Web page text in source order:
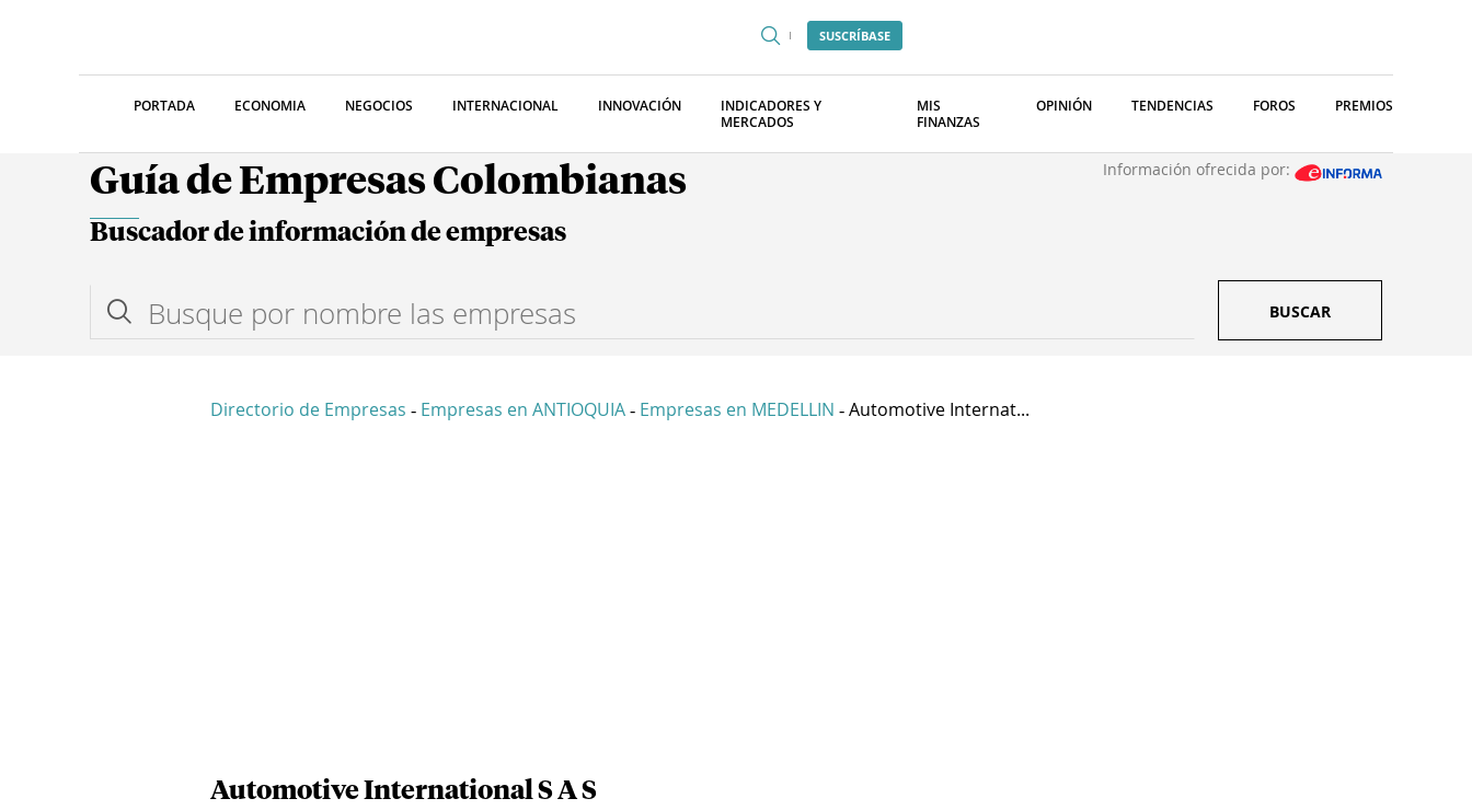
SUSCRÍBASE
PORTADA ECONOMIA NEGOCIOS INTERNACIONAL INNOVACIÓN
INDICADORES Y
MERCADOS
MIS
FINANZAS
OPINIÓN TENDENCIAS FOROS PREMIOS
Guía de Empresas Colombianas Información ofrecida por:
Buscador de información de empresas
BUSCAR
Directorio de Empresas - Empresas en ANTIOQUIA - Empresas en MEDELLIN - Automotive Internat...
Automotive International S A S